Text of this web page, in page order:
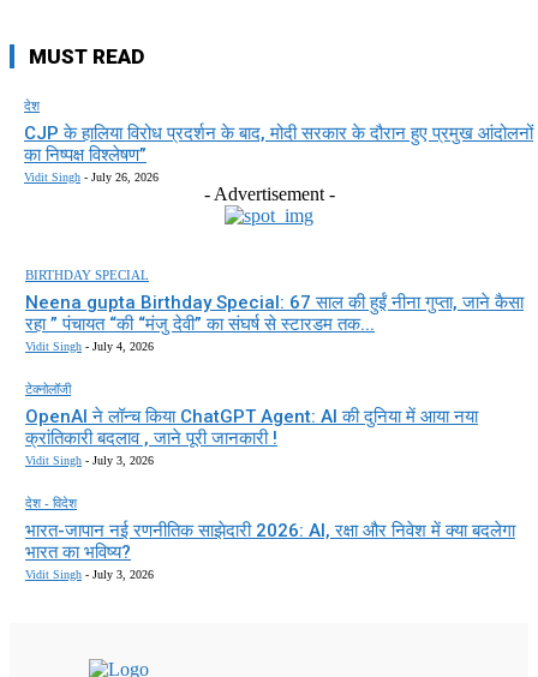
MUST READ
देश
CJP के हालिया विरोध प्रदर्शन के बाद, मोदी सरकार के दौरान हुए प्रमुख आंदोलनों
का निष्पक्ष विश्लेषण”
Vidit Singh - July 26, 2026
- Advertisement -
BIRTHDAY SPECIAL
Neena gupta Birthday Special: 67 साल की हुईं नीना गुप्ता, जाने कैसा
रहा ” पंचायत “की “मंजु देवी” का संघर्ष से स्टारडम तक...
Vidit Singh - July 4, 2026
टेक्नोलॉजी
OpenAI ने लॉन्च किया ChatGPT Agent: AI की दुनिया में आया नया
क्रांतिकारी बदलाव , जाने पूरी जानकारी !
Vidit Singh - July 3, 2026
देश - विदेश
भारत-जापान नई रणनीतिक साझेदारी 2026: AI, रक्षा और निवेश में क्या बदलेगा
भारत का भविष्य?
Vidit Singh - July 3, 2026